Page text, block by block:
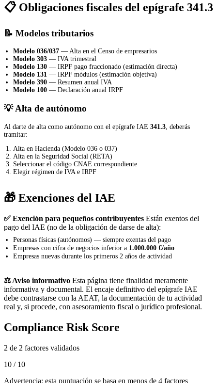
📋 Obligaciones fiscales del epígrafe 341.3
📝 Modelos tributarios
Modelo 036/037 — Alta en el Censo de empresarios
Modelo 303 — IVA trimestral
Modelo 130 — IRPF pago fraccionado (estimación directa)
Modelo 131 — IRPF módulos (estimación objetiva)
Modelo 390 — Resumen anual IVA
Modelo 100 — Declaración anual IRPF
💡 Alta de autónomo
Al darte de alta como autónomo con el epígrafe IAE 341.3 , deberás
tramitar:
Alta en Hacienda (Modelo 036 o 037)
Alta en la Seguridad Social (RETA)
Seleccionar el código CNAE correspondiente
Elegir régimen de IVA e IRPF
🎁 Exenciones del IAE
✅ Exención para pequeños contribuyentes Están exentos del
pago del IAE (no de la obligación de darse de alta):
Personas físicas (autónomos) — siempre exentas del pago
Empresas con cifra de negocios inferior a 1.000.000 €/año
Empresas nuevas durante los primeros 2 años de actividad
⚖️ Aviso informativo Esta página tiene finalidad meramente
informativa y documental. El encaje definitivo del epígrafe IAE
debe contrastarse con la AEAT, la documentación de tu actividad
real y, si procede, con asesoramiento fiscal o jurídico profesional.
Compliance Risk Score
2 de 2 factores validados
10 / 10
Advertencia: esta puntuación se basa en menos de 4 factores